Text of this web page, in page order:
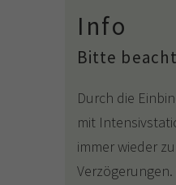
Info
Bitte
Durch die
mit
immer wieder